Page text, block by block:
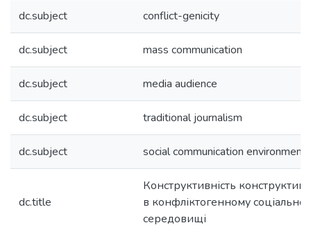
dc.subject conflict-genicity
dc.subject mass communication
dc.subject media audience
dc.subject traditional journalism
dc.subject social communication environment
dc.title
Конструктивність
в конфліктогенному
середовищі